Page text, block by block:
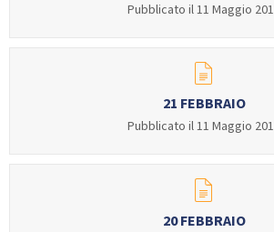
Pubblicato il 11 Maggio
21 FEBBRAIO
Pubblicato il 11 Maggio
20 FEBBRAIO